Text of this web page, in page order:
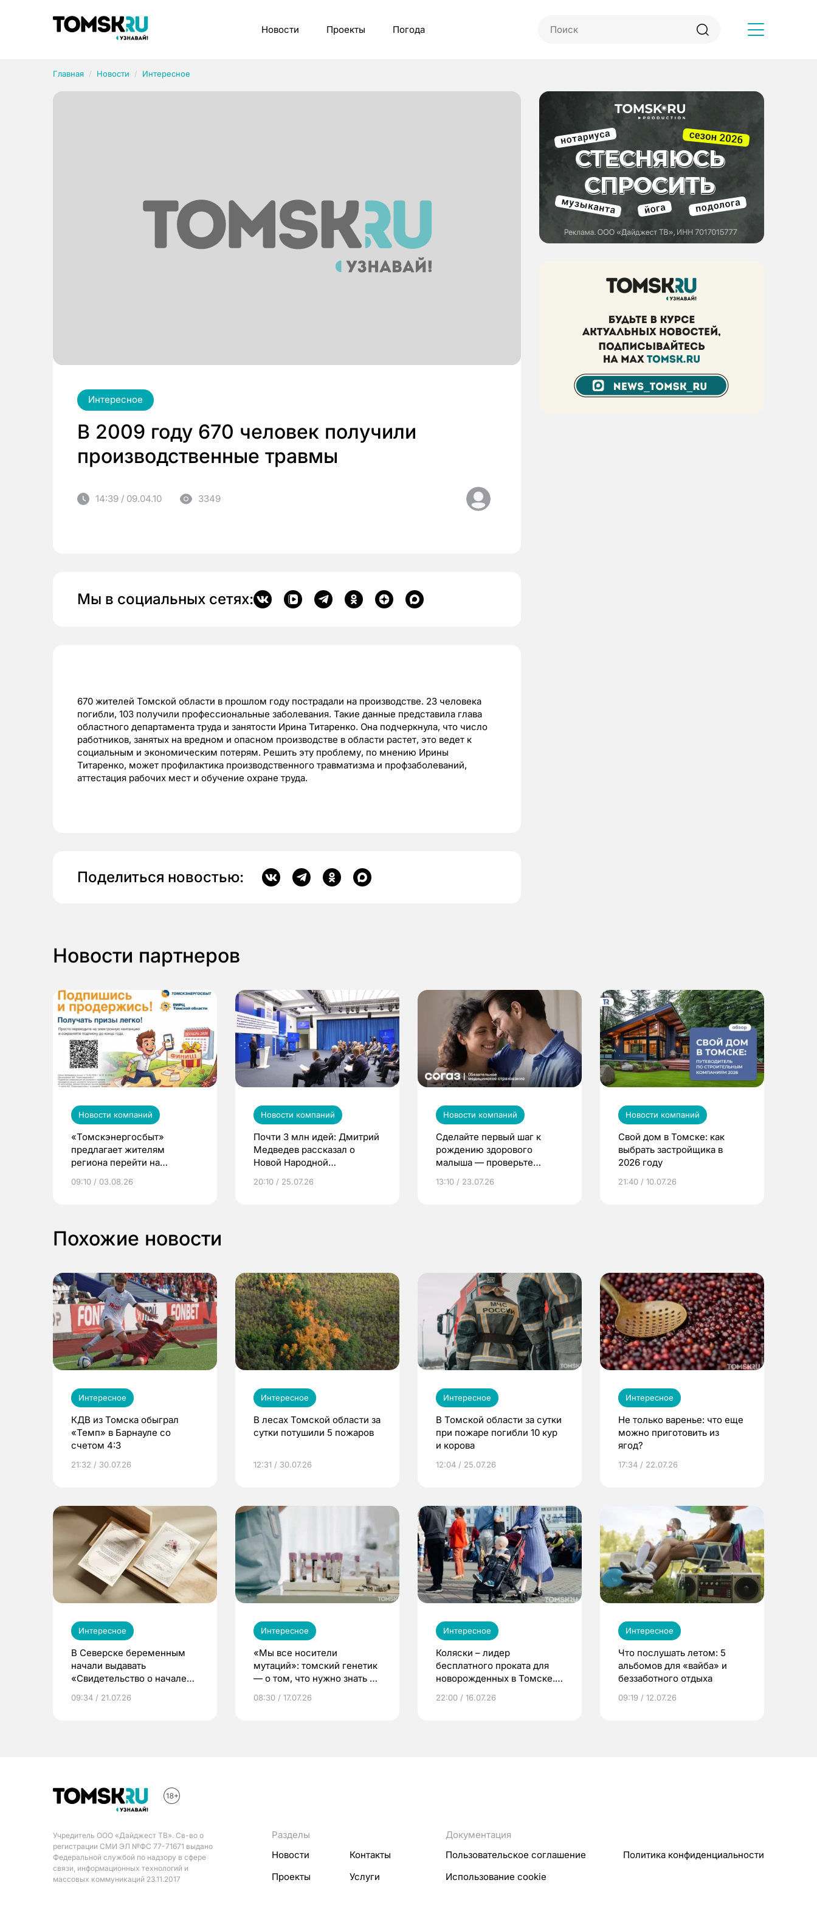
Новости Проекты Погода
Главная Новости Интересное
Интересное
В 2009 году 670 человек получили
производственные травмы
14:39 / 09.04.10 3349
Мы в социальных сетях:
670 жителей Томской области в прошлом году пострадали на производстве. 23 человека
погибли, 103 получили профессиональные заболевания. Такие данные представила глава
областного департамента труда и занятости Ирина Титаренко. Она подчеркнула, что число
работников, занятых на вредном и опасном производстве в области растет, это ведет к
социальным и экономическим потерям. Решить эту проблему, по мнению Ирины
Титаренко, может профилактика производственного травматизма и профзаболеваний,
аттестация рабочих мест и обучение охране труда.
Поделиться новостью:
Новости партнеров
Новости компаний
«Томскэнергосбыт»
предлагает жителям
региона перейти на
выиграть призы
09:10 / 03.08.26
Новости компаний
Почти 3 млн идей: Дмитрий
Медведев рассказал о
Новой Народной
20:10 / 25.07.26
Новости компаний
Сделайте первый шаг к
рождению здорового
малыша — проверьте
по ОМС!
13:10 / 23.07.26
Новости компаний
Свой дом в Томске: как
выбрать застройщика в
2026 году
21:40 / 10.07.26
Похожие новости
Интересное
КДВ из Томска обыграл
«Темп» в Барнауле со
счетом 4:3
21:32 / 30.07.26
Интересное
В лесах Томской области за
сутки потушили 5 пожаров
12:31 / 30.07.26
Интересное
В Томской области за сутки
при пожаре погибли 10 кур
и корова
12:04 / 25.07.26
Интересное
Не только варенье: что еще
можно приготовить из
ягод?
17:34 / 22.07.26
Интересное
В Северске беременным
начали выдавать
«Свидетельство о начале
09:34 / 21.07.26
Интересное
«Мы все носители
мутаций»: томский генетик
— о том, что нужно знать до
08:30 / 17.07.26
Интересное
Коляски – лидер
бесплатного проката для
новорожденных в Томске.
22:00 / 16.07.26
Интересное
Что послушать летом: 5
альбомов для «вайба» и
беззаботного отдыха
09:19 / 12.07.26
Учредитель ООО «Дайджест ТВ». Св-во о
регистрации СМИ ЭЛ №ФС 77-71671 выдано
Федеральной службой по надзору в сфере
связи, информационных технологий и
массовых коммуникаций 23.11.2017
Разделы
Новости
Контакты
Проекты
Услуги
Документация
Пользовательское соглашение
Политика конфиденциальности
Использование cookie
Рубрики